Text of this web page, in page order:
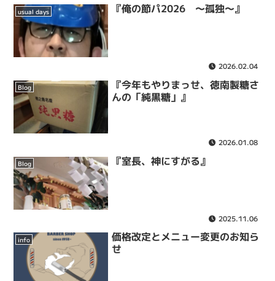
usual days 『俺の節パ2026 ～孤独～』
2026.02.04
Blog
『今年もやりまっせ、徳南製糖さ
んの「純黒糖」』
2026.01.08
Blog 『室長、神にすがる』
2025.11.06
info
価格改定とメニュー変更のお知ら
せ